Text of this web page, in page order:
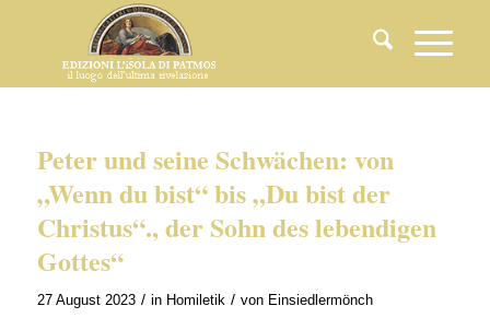
Peter und seine Schwächen: von
„Wenn du bist“ bis „Du bist der
Christus“., der Sohn des lebendigen
Gottes“
27 August 2023 / in Homiletik / von Einsiedlermönch